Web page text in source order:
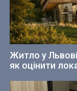
Житло у
як оцінити